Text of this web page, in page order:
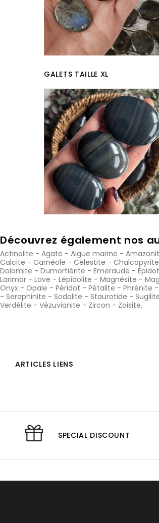
GALETS TAILLE XL
Découvrez également nos
Actinolite - Agate - Aigue marine -
Calcite - Carnéole - Célestite - Chalcopyrite
Dolomite - Dumortiérite - Emeraude -
Larimar - Lave - Lépidolite - Magnésite -
Onyx - Opale - Péridot - Pétalite - Phrénite -
- Seraphinite - Sodalite - Staurotide -
Verdélite - Vézuvianite - Zircon - Zoisite.
ARTICLES LIENS
SPECIAL DISCOUNT